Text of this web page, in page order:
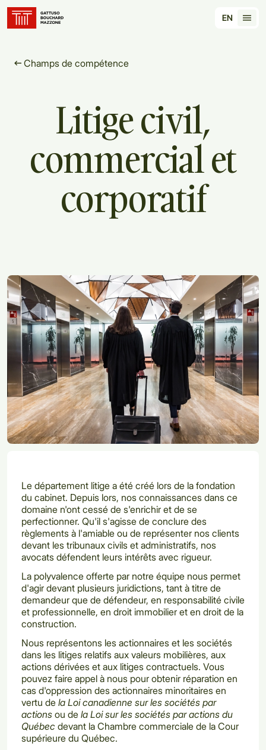
EN
Champs de compétence
Litigecivil,
commercialet
corporatif
Le département litige a été créé lors de la fondation
du cabinet. Depuis lors, nos connaissances dans ce
domaine n'ont cessé de s'enrichir et de se
perfectionner. Qu'il s'agisse de conclure des
règlements à l'amiable ou de représenter nos clients
devant les tribunaux civils et administratifs, nos
avocats défendent leurs intérêts avec rigueur.
La polyvalence offerte par notre équipe nous permet
d'agir devant plusieurs juridictions, tant à titre de
demandeur que de défendeur, en responsabilité civile
et professionnelle, en droit immobilier et en droit de la
construction.
Nous représentons les actionnaires et les sociétés
dans les litiges relatifs aux valeurs mobilières, aux
actions dérivées et aux litiges contractuels. Vous
pouvez faire appel à nous pour obtenir réparation en
cas d'oppression des actionnaires minoritaires en
vertu de la Loi canadienne sur les sociétés par
actions ou de la Loi sur les sociétés par actions du
Québec devant la Chambre commerciale de la Cour
supérieure du Québec.